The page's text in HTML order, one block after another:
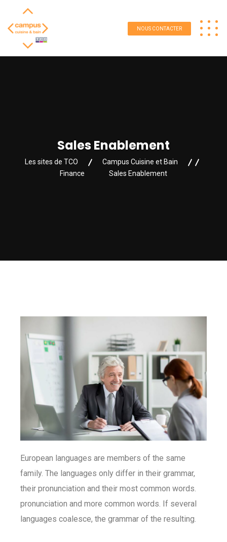
NOUS CONTACTER
Sales Enablement
Les sites de TCO
Campus Cuisine et Bain
Finance
Sales Enablement
European languages are members of the same
family. The languages only differ in their grammar,
their pronunciation and their most common words.
pronunciation and more common words. If several
languages coalesce, the grammar of the resulting.